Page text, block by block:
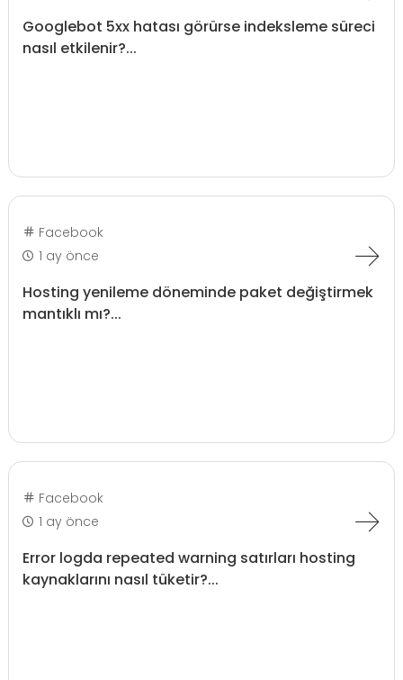
Googlebot 5xx hatası görürse indeksleme süreci
nasıl etkilenir?...
Facebook
1 ay önce
Hosting yenileme döneminde paket değiştirmek
mantıklı mı?...
Facebook
1 ay önce
Error logda repeated warning satırları hosting
kaynaklarını nasıl tüketir?...